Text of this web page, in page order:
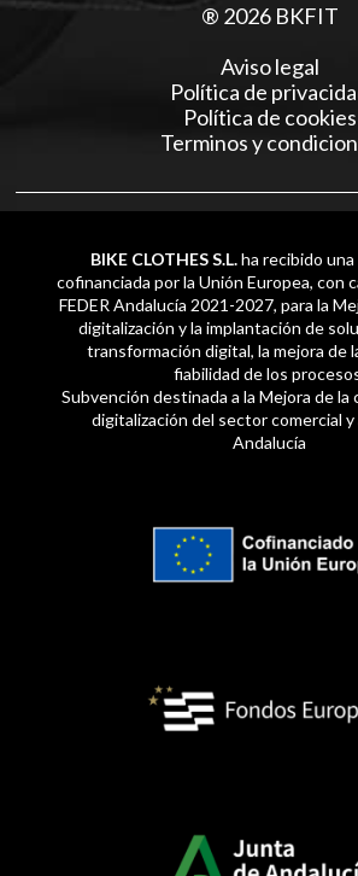
® 2026 BKFIT
Aviso legal
Política de
Política de cookies
Terminos y
BIKE CLOTHES S.L.ha recibido
cofinanciada por la Unión Europea, con
FEDER Andalucía 2021-2027, para la
digitalización y la implantación de
transformación digital, la mejora de
fiabilidad de los
Subvención destinada a la Mejora de
digitalización del sector comercial
Andalucía